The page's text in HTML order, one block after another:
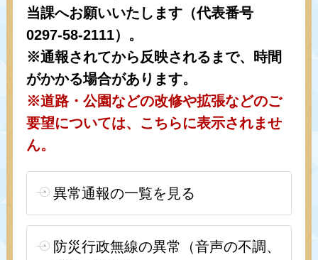
当課へお願いいたします（代表番号
0297-58-2111）。
※通報されてから反映されるまで、時間
がかかる場合があります。
※道路・公園などの改修や拡張などのご
要望については、こちらに表示されませ
ん。
異常通報の一覧を見る
防災行政無線の異常（音声の不調、